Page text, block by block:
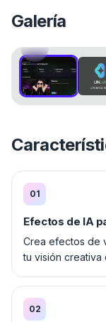
Galería
01
Efectos de IA
Crea efectos de
tu visión creativa
02